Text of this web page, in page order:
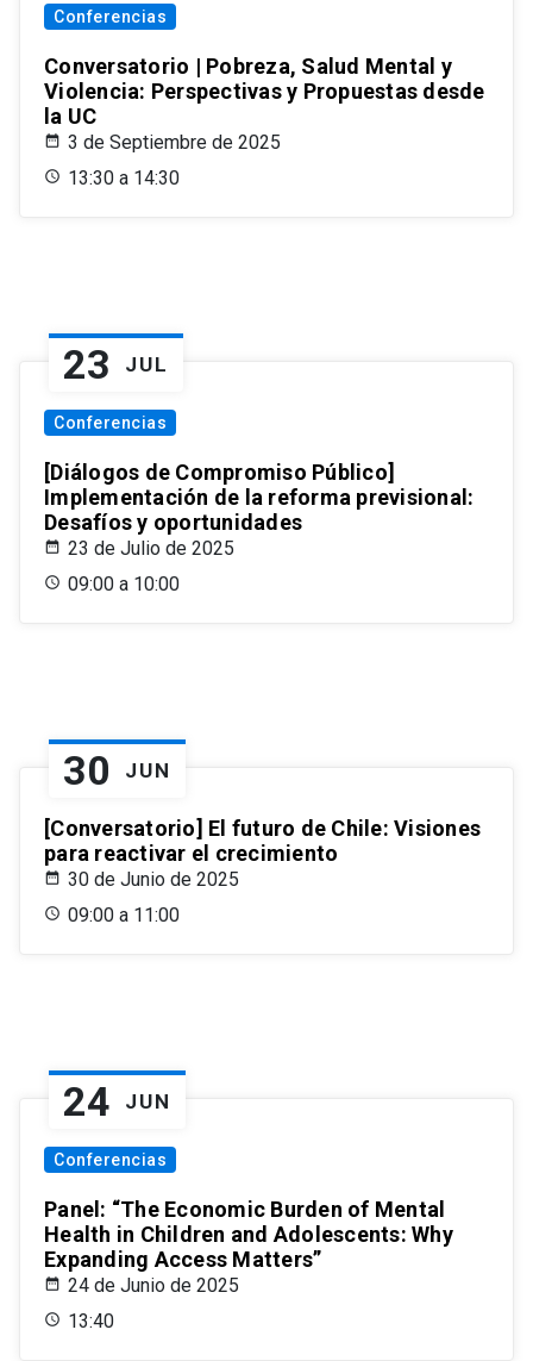
Conferencias
Conversatorio | Pobreza, Salud Mental y
Violencia: Perspectivas y Propuestas desde
la UC
3 de Septiembre de 2025
13:30 a 14:30
23 JUL
Conferencias
[Diálogos de Compromiso Público]
Implementación de la reforma previsional:
Desafíos y oportunidades
23 de Julio de 2025
09:00 a 10:00
30 JUN
[Conversatorio] El futuro de Chile: Visiones
para reactivar el crecimiento
30 de Junio de 2025
09:00 a 11:00
24 JUN
Conferencias
Panel: “The Economic Burden of Mental
Health in Children and Adolescents: Why
Expanding Access Matters”
24 de Junio de 2025
13:40